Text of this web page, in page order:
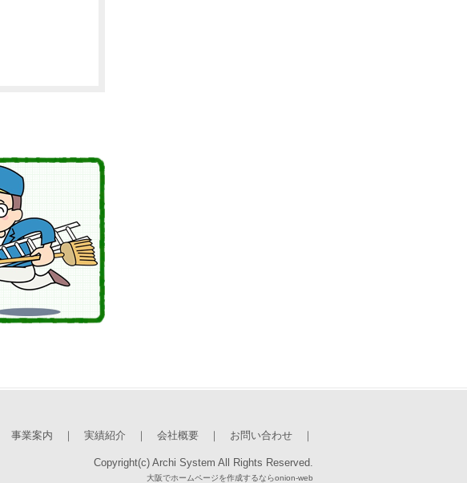
事業案内 ｜ 実績紹介 ｜ 会社概要 ｜ お問い合わせ ｜
Copyright(c) Archi System All Rights Reserved.
大阪でホームページを作成するならonion-web